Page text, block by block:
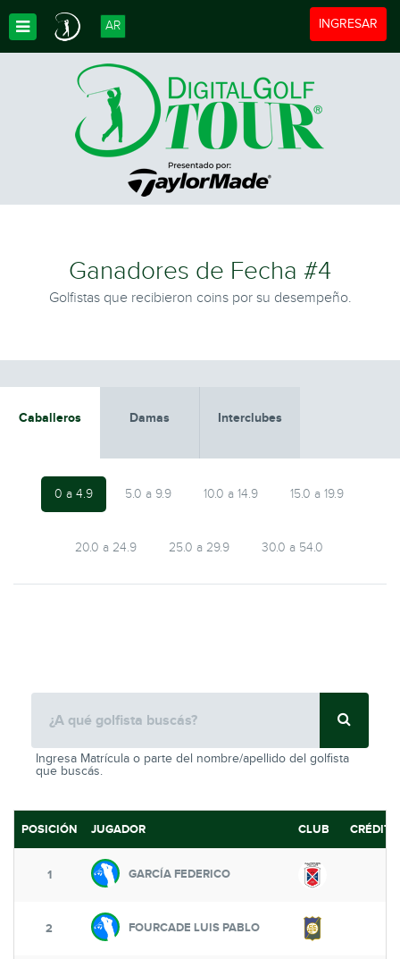
Toggle
INGRESAR
Toggle Dropdown
AR
Ganadores de Fecha #4
Golfistas que recibieron coins por su desempeño.
Caballeros Damas Interclubes
0 a 4.9 5.0 a 9.9 10.0 a 14.9 15.0 a 19.9
20.0 a 24.9 25.0 a 29.9 30.0 a 54.0
Ingresa Matrícula o parte del nombre/apellido del golfista
que buscás.
POSICIÓN JUGADOR CLUB
1 GARCÍA FEDERICO
2 FOURCADE LUIS PABLO